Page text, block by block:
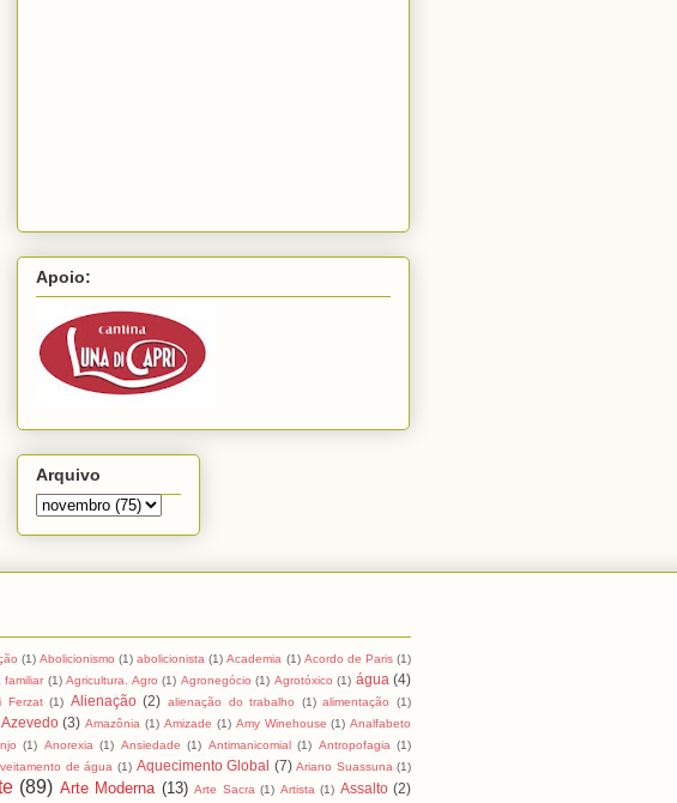
Apoio:
Arquivo
(1) Abolicionismo (1) abolicionista (1) Academia (1) Acordo de Paris (1)
familiar (1) Agricultura. Agro (1) Agronegócio (1) Agrotóxico (1) água (4)
Ferzat (1) Alienação (2) alienação do trabalho (1) alimentação (1)
(3) Amazônia (1) Amizade (1) Amy Winehouse (1) Analfabeto
(1) Anorexia (1) Ansiedade (1) Antimanicomial (1) Antropofagia (1)
de água (1) Aquecimento Global (7) Ariano Suassuna (1)
(89) Arte Moderna (13) Arte Sacra (1) Artista (1) Assalto (2)